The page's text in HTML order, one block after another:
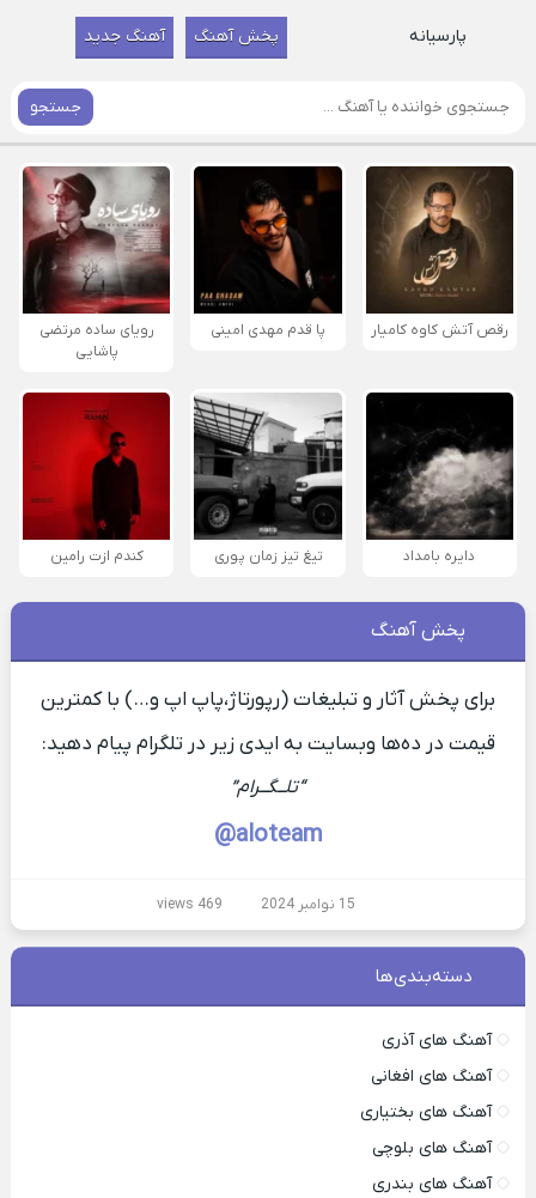
پارسیانه پخش آهنگ آهنگ جدید
جستجو
رقص آتش کاوه کامیار پا قدم مهدی امینی
رویای ساده مرتضی
پاشایی
دایره بامداد تیغ تیز زمان پوری کندم ازت رامین
پخش آهنگ
برای پخش آثار و تبلیغات (رپورتاژ،پاپ اپ و…) با کمترین
قیمت در ده‌ها وبسایت به ایدی زیر در تلگرام پیام دهید:
“تلــگــرام”
aloteam@
15 نوامبر 2024 469 views
دسته‌بندی‌ها
آهنگ های آذری
آهنگ های افغانی
آهنگ های بختیاری
آهنگ های بلوچی
آهنگ های بندری